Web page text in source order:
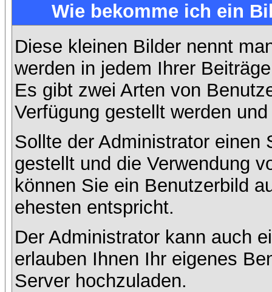
Wie bekomme ich ein
Diese kleinen Bilder nennt
werden in jedem Ihrer
Es gibt zwei Arten von
Verfügung gestellt werden
Sollte der Administrator einen
gestellt und die Verwendung
können Sie ein Benutzerbild
ehesten entspricht.
Der Administrator kann auch
erlauben Ihnen Ihr eigenes
Server hochzuladen.